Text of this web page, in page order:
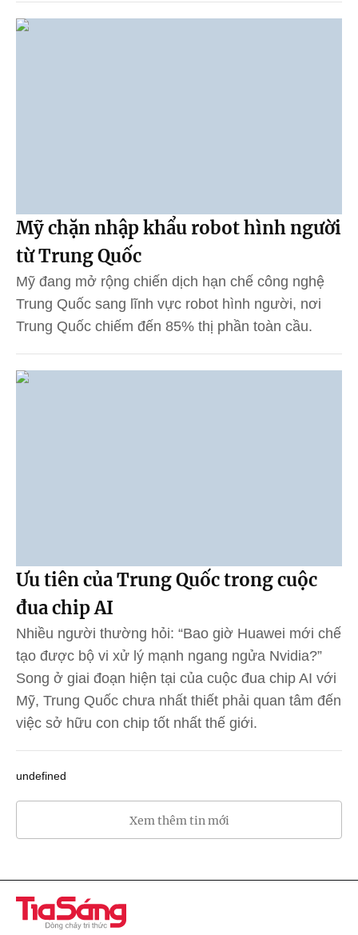
Mỹ chặn nhập khẩu robot hình người
từ Trung Quốc
Mỹ đang mở rộng chiến dịch hạn chế công nghệ
Trung Quốc sang lĩnh vực robot hình người, nơi
Trung Quốc chiếm đến 85% thị phần toàn cầu.
Ưu tiên của Trung Quốc trong cuộc
đua chip AI
Nhiều người thường hỏi: “Bao giờ Huawei mới chế
tạo được bộ vi xử lý mạnh ngang ngửa Nvidia?”
Song ở giai đoạn hiện tại của cuộc đua chip AI với
Mỹ, Trung Quốc chưa nhất thiết phải quan tâm đến
việc sở hữu con chip tốt nhất thế giới.
undefined
Xem thêm tin mới